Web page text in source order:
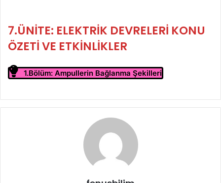
7.ÜNİTE: ELEKTRİK DEVRELERİ KONU
ÖZETİ VE ETKİNLİKLER
1.Bölüm: Ampullerin Bağlanma Şekilleri